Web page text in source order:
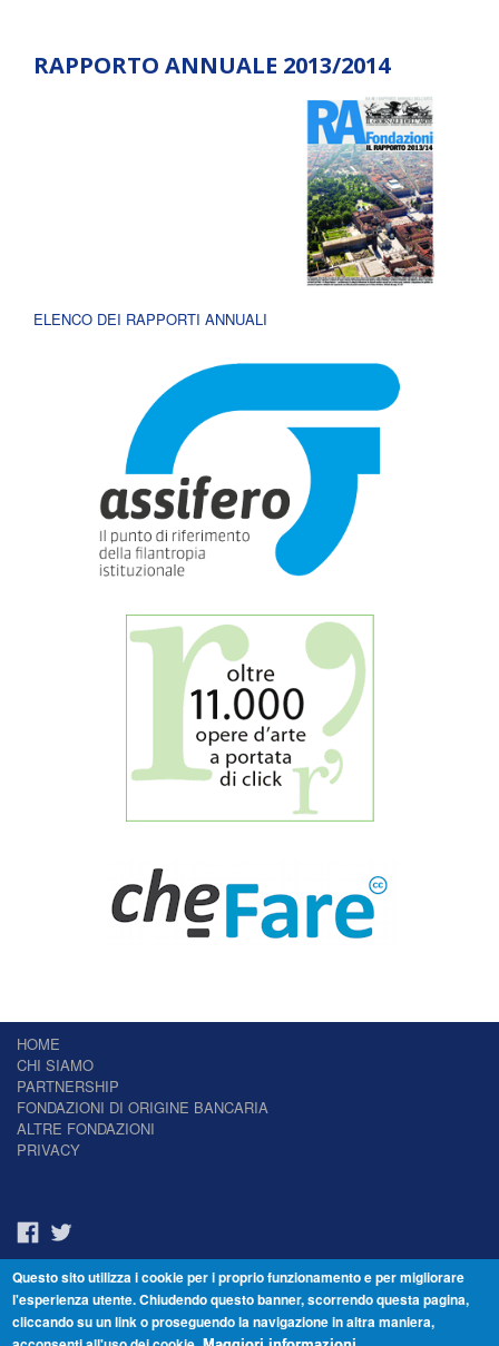
RAPPORTO ANNUALE 2013/2014
ELENCO DEI RAPPORTI ANNUALI
HOME
CHI SIAMO
PARTNERSHIP
FONDAZIONI DI ORIGINE BANCARIA
ALTRE FONDAZIONI
PRIVACY
Il Giornale delle Fondazioni - Periodico telematico
Reg. Tribunale n.7 del 22/07/2014 – ISSN 2421-2466
© Fondazione Venezia 2000 - Dorsoduro 3488/U - 30123 Venezia - Italia -
Questo sito utilizza i cookie per i proprio funzionamento e per migliorare
l'esperienza utente. Chiudendo questo banner, scorrendo questa pagina,
cliccando su un link o proseguendo la navigazione in altra maniera,